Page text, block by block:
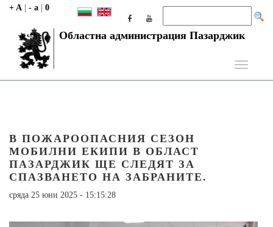
+ A - a 0
Областна администрация Пазарджик
Toggle
В ПОЖАРООПАСНИЯ СЕЗОН
МОБИЛНИ ЕКИПИ В ОБЛАСТ
ПАЗАРДЖИК ЩЕ СЛЕДЯТ ЗА
СПАЗВАНЕТО НА ЗАБРАНИТЕ.
сряда 25 юни 2025 - 15:15:28